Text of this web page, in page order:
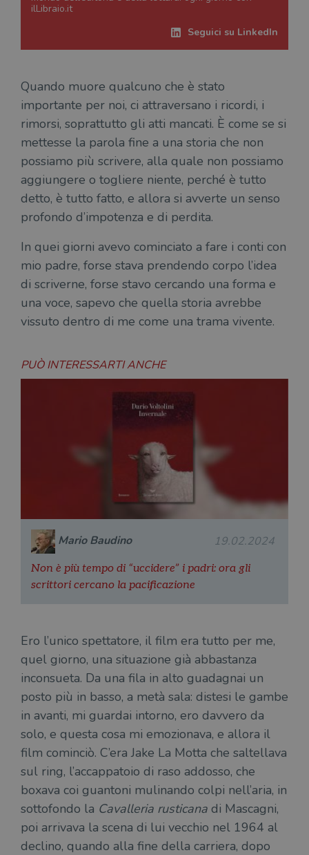
ilLibraio.it
Seguici su LinkedIn
Quando muore qualcuno che è stato
importante per noi, ci attraversano i ricordi, i
rimorsi, soprattutto gli atti mancati. È come se si
mettesse la parola fine a una storia che non
possiamo più scrivere, alla quale non possiamo
aggiungere o togliere niente, perché è tutto
detto, è tutto fatto, e allora si avverte un senso
profondo d’impotenza e di perdita.
In quei giorni avevo cominciato a fare i conti con
mio padre, forse stava prendendo corpo l’idea
di scriverne, forse stavo cercando una forma e
una voce, sapevo che quella storia avrebbe
vissuto dentro di me come una trama vivente.
PUÒ INTERESSARTI ANCHE
Mario Baudino 19.02.2024
Non è più tempo di “uccidere” i padri: ora gli
scrittori cercano la pacificazione
Ero l’unico spettatore, il film era tutto per me,
quel giorno, una situazione già abbastanza
inconsueta. Da una fila in alto guadagnai un
posto più in basso, a metà sala: distesi le gambe
in avanti, mi guardai intorno, ero davvero da
solo, e questa cosa mi emozionava, e allora il
film cominciò. C’era Jake La Motta che saltellava
sul ring, l’accappatoio di raso addosso, che
boxava coi guantoni mulinando colpi nell’aria, in
sottofondo la Cavalleria rusticana di Mascagni,
poi arrivava la scena di lui vecchio nel 1964 al
declino, quando alla fine della carriera, dopo